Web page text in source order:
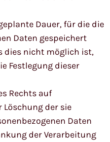
Dauer, für die die
Daten gespeichert
dies nicht möglich ist,
Festlegung dieser
Rechts auf
der sie
Daten
der Verarbeitung